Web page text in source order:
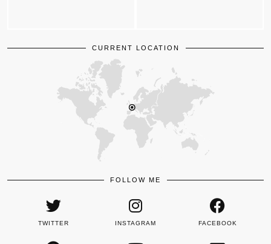
CURRENT LOCATION
FOLLOW ME
TWITTER INSTAGRAM FACEBOOK